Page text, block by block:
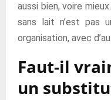
aussi bien, voire
sans lait n’est pas
organisation, avec
Faut-il
un